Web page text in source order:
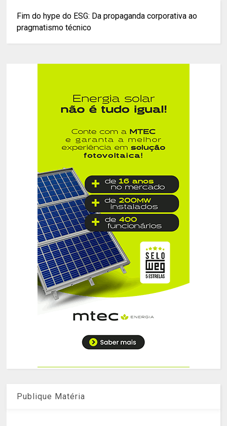
Fim do hype do ESG: Da propaganda corporativa ao
pragmatismo técnico
Publique Matéria